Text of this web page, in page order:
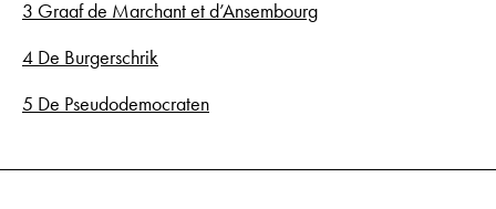
3 Graaf de Marchant et d’Ansembourg
4 De Burgerschrik
5 De Pseudodemocraten